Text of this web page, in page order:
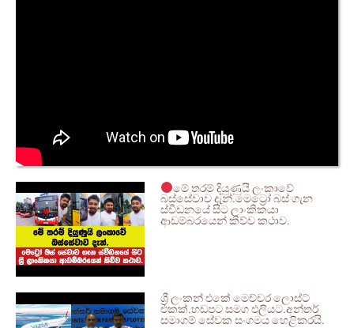
මේ තරම් දියුණුයි ලංකාවේ
බස්සේවාව දැන්.මෙට්‍රෝ බස් ගැන
ස්වීඩනයේ සිට ලාංකිකයා
ආඩම්බරයෙන් කිව්ව කථාව.
ශ්‍රී ලංකන් එකේ මෙච්චර ලොස්ට්
එකක්.හඩපට සමග එලියට.අන්තර්
සමාගම් සේවක සංගමය හෙළිකරයි.